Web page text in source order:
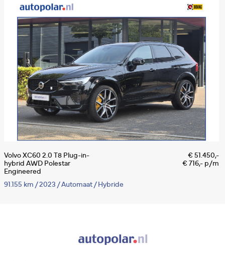
Volvo XC60 2.0 T8 Plug-in-
hybrid AWD Polestar
Engineered
€ 51.450,-
€ 716,- p/m
91.155 km /2023 /Automaat /Hybride